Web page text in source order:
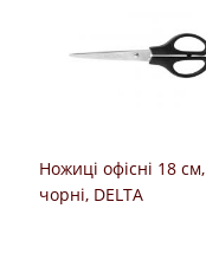
Ножиці офісні 18 см,
чорні, DELTA